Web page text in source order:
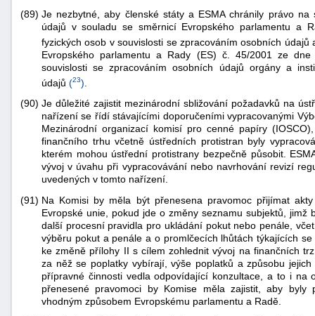
(89) Je nezbytné, aby členské státy a ESMA chránily právo
údajů v souladu se směrnicí Evropského parlamentu a
fyzických osob v souvislosti se zpracováním osobních
Evropského parlamentu a Rady (ES) č. 45/2001 ze
souvislosti se zpracováním osobních údajů orgány a
údajů (23)
(90) Je důležité zajistit mezinárodní sbližování požadavků na
nařízení se řídí stávajícími doporučeními vypracovanými
Mezinárodní organizací komisí pro cenné papíry
finančního trhu včetně ústředních protistran byly
kterém mohou ústřední protistrany bezpečně působit.
vývoj v úvahu při vypracovávání nebo navrhování revizí
uvedených v tomto nařízení.
(91) Na Komisi by měla být přenesena pravomoc přijímat
Evropské unie, pokud jde o změny seznamu subjektů,
další procesní pravidla pro ukládání pokut nebo penále,
výběru pokut a penále a o promlčecích lhůtách týkajících
ke změně přílohy II s cílem zohlednit vývoj na finančních
za něž se poplatky vybírají, výše poplatků a způsobu
přípravné činnosti vedla odpovídající konzultace, a to i
přenesené pravomoci by Komise měla zajistit, aby byly
vhodným způsobem Evropskému parlamentu a Radě.